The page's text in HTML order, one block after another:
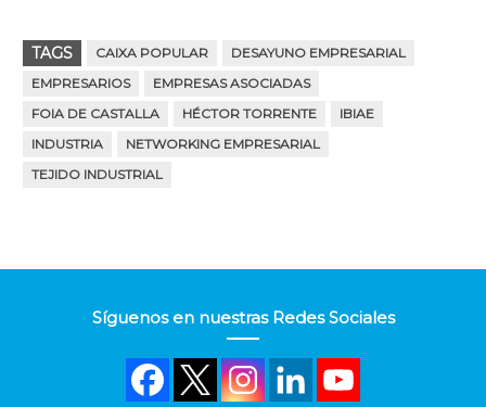
TAGS CAIXA POPULAR
DESAYUNO EMPRESARIAL
EMPRESARIOS
EMPRESAS ASOCIADAS
FOIA DE CASTALLA
HÉCTOR TORRENTE
IBIAE
INDUSTRIA
NETWORKING EMPRESARIAL
TEJIDO INDUSTRIAL
Síguenos en nuestras Redes Sociales